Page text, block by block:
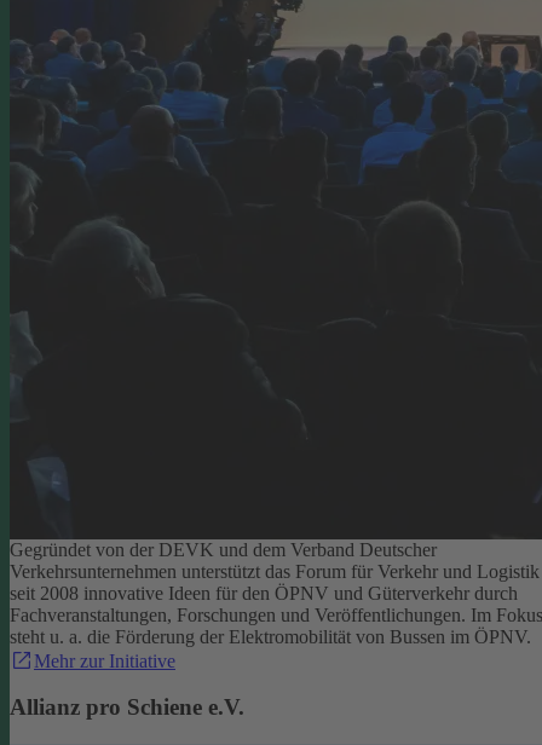
Gegründet von der DEVK und dem Verband Deutscher
Verkehrsunternehmen unterstützt das Forum für Verkehr und Logistik
seit 2008 innovative Ideen für den ÖPNV und Güterverkehr durch
Fachveranstaltungen, Forschungen und Veröffentlichungen. Im Fokus
steht u. a. die Förderung der Elektromobilität von Bussen im ÖPNV.
Mehr zur Initiative
Allianz pro Schiene e.V.